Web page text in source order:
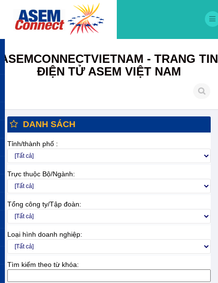
ASEMCONNECTVIETNAM - TRANG TIN
ĐIỆN TỬ ASEM VIỆT NAM
DANH SÁCH
Tỉnh/thành phố :
Trực thuộc Bộ/Ngành:
Tổng công ty/Tập đoàn:
Loại hình doanh nghiệp:
Tìm kiếm theo từ khóa: